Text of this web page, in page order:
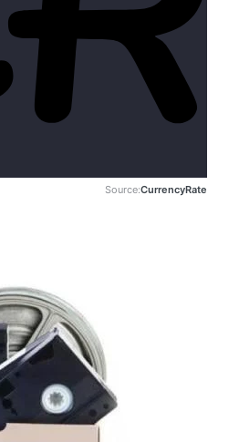
Source:CurrencyRate